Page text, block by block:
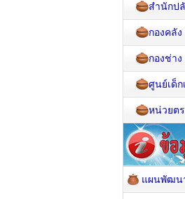
สำนักป
กองคลัง
กองช่าง
ศูนย์เด็ก
หน่วยต
แผนพัฒน